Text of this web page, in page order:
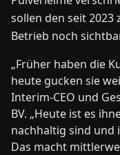
sollen den seit 2023
Betrieb noch
„Früher haben die
heute gucken sie
Interim-CEO und
BV. „Heute ist es
nachhaltig sind und
Das macht